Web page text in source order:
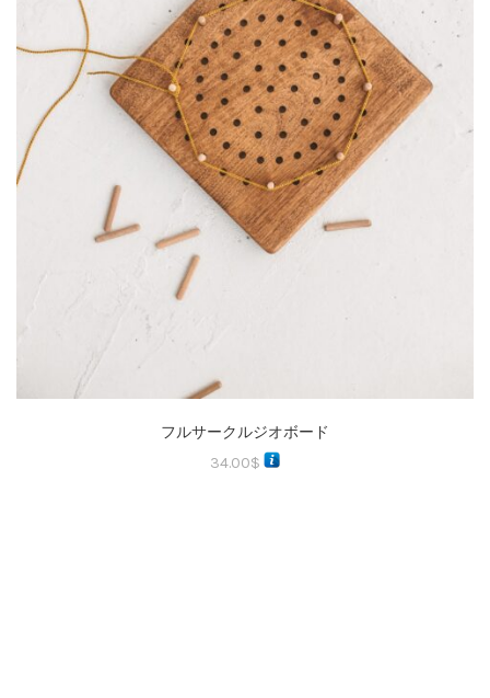
フルサークルジオボード
34.00$